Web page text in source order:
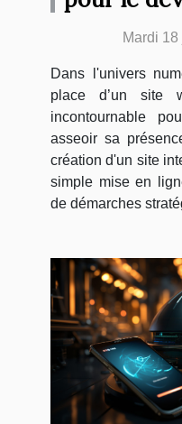
d’un site
la
ligne
Mardi
Dans l'univers
place d’un site
incontournable
asseoir sa
création d'un site
simple mise en
de démarches